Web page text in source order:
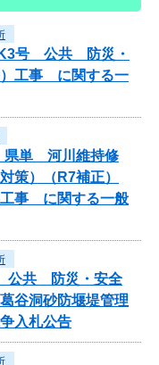
K3号 公共 防災・
）工事 に関する一
県単 河川維持修
策）（R7補正）
工事 に関する一般
公共 防災・安全
谷洞砂防堰堤管理
入札公告